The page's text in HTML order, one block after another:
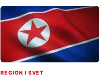
REGION I SVET